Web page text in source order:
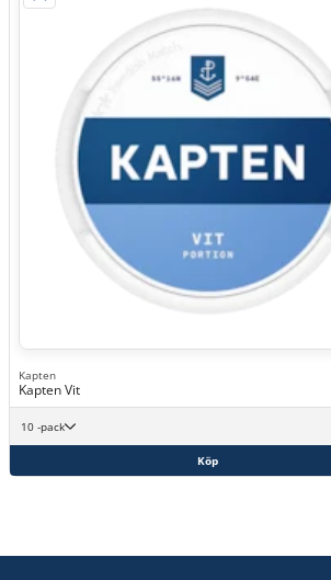
Kapten
Kapten Vit
10 -pack
Köp